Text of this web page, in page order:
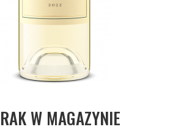
W MAGAZYNIE